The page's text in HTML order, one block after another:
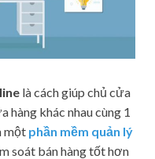
là cách giúp chủ cửa
hàng khác nhau cùng 1
một phần mềm quản lý
soát bán hàng tốt hơn